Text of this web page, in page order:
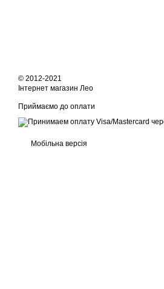
© 2012-2021
Інтернет магазин Лео
Приймаємо до оплати
Мобільна версія